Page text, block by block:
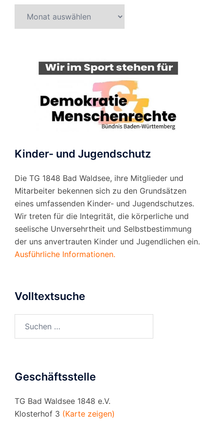
nach
Kinder- und Jugendschutz
Die TG 1848 Bad Waldsee, ihre Mitglieder und
Mitarbeiter bekennen sich zu den Grundsätzen
eines umfassenden Kinder- und Jugendschutzes.
Wir treten für die Integrität, die körperliche und
seelische Unversehrtheit und Selbstbestimmung
der uns anvertrauten Kinder und Jugendlichen ein.
Ausführliche Informationen.
Volltextsuche
Geschäftsstelle
TG Bad Waldsee 1848 e.V.
Klosterhof 3 (Karte zeigen)